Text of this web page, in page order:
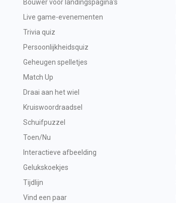
Bouwer voor landingspagina's
Live game-evenementen
Trivia quiz
Persoonlijkheidsquiz
Geheugen spelletjes
Match Up
Draai aan het wiel
Kruiswoordraadsel
Schuifpuzzel
Toen/Nu
Interactieve afbeelding
Gelukskoekjes
Tijdlijn
Vind een paar